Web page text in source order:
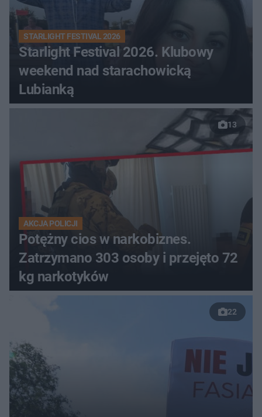
STARLIGHT FESTIVAL 2026
Starlight Festival 2026. Klubowy
weekend nad starachowicką
Lubianką
13
AKCJA POLICJI
Potężny cios w narkobiznes.
Zatrzymano 303 osoby i przejęto 72
kg narkotyków
22